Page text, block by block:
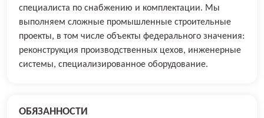
специалиста по снабжению и комплектации. Мы
выполняем сложные промышленные строительные
проекты, в том числе объекты федерального значения:
реконструкция производственных цехов, инженерные
системы, специализированное оборудование.
ОБЯЗАННОСТИ